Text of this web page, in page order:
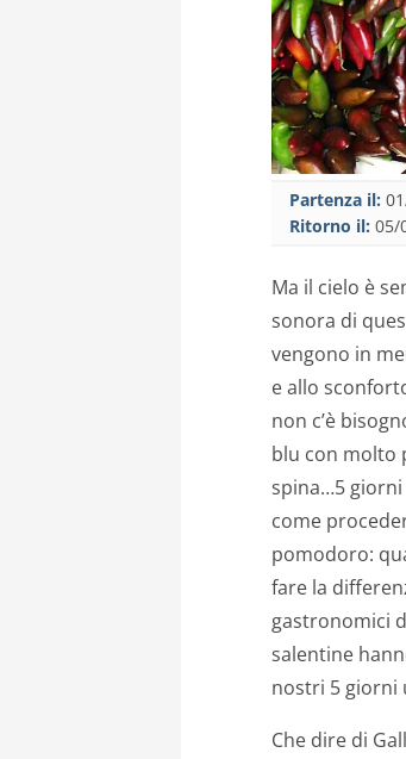
Partenza il:
Ritorno il: 05/
Ma il cielo è
sonora di
vengono in
e allo
non c’è
blu con molto
spina…5 giorni
come
pomodoro:
fare la
gastronomici
salentine
nostri 5 giorni
Che dire di